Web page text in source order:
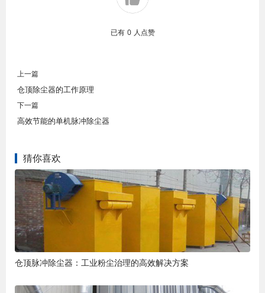
已有 0 人点赞
上一篇
仓顶除尘器的工作原理
下一篇
高效节能的单机脉冲除尘器
猜你喜欢
仓顶脉冲除尘器：工业粉尘治理的高效解决方案